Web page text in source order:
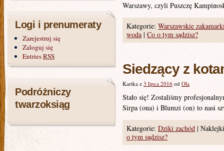
Warszawy, czyli Puszczę
Kategorie: Warszawskie
woda | Co o tym sądzisz?
Siedzący z
Kartka z 3 lipca 2016 od Ola
Stało się! Zostaliśmy
Sirpa (ona) i Blumzi (on) to nasi
Kategorie: Dziki zachód |
o tym sądzisz?
Logi i prenumeraty
Zarejestruj się
Zaloguj się
EntriesRSS
Podróżniczy
twarzoksiąg